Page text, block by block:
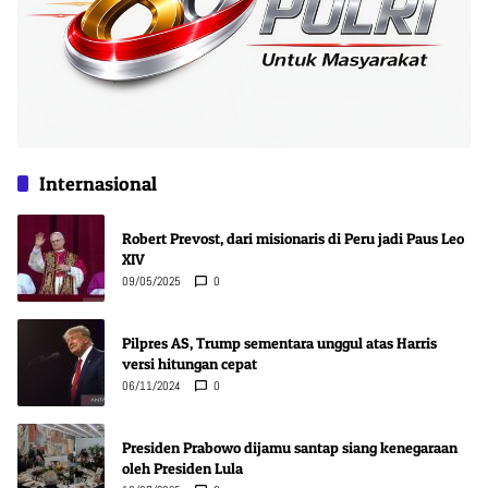
Internasional
Robert Prevost, dari misionaris di Peru jadi Paus Leo
XIV
09/05/2025 0
Pilpres AS, Trump sementara unggul atas Harris
versi hitungan cepat
06/11/2024 0
Presiden Prabowo dijamu santap siang kenegaraan
oleh Presiden Lula